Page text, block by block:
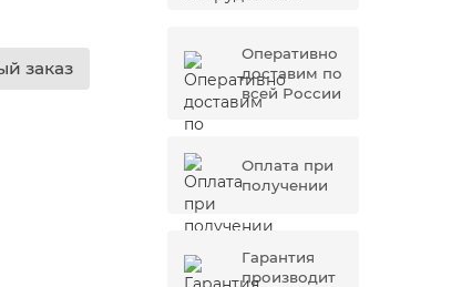
заказ
Оперативно
доставим по
всей России
Оплата при
получении
Гарантия
производит